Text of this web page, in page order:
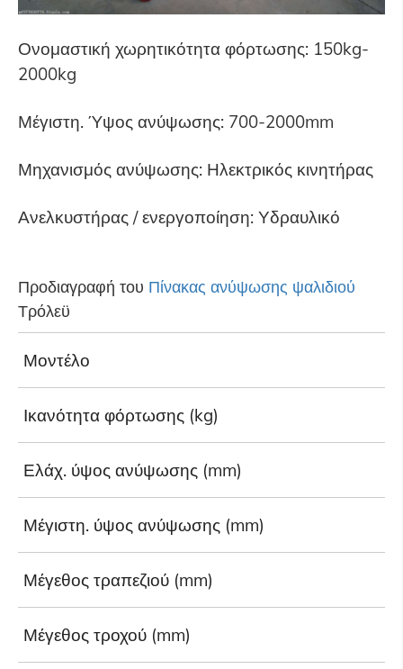
Ονομαστική χωρητικότητα φόρτωσης: 150kg-
2000kg
Μέγιστη. Ύψος ανύψωσης: 700-2000mm
Μηχανισμός ανύψωσης: Ηλεκτρικός κινητήρας
Ανελκυστήρας / ενεργοποίηση: Υδραυλικό
Προδιαγραφή του Πίνακας ανύψωσης ψαλιδιού
Τρόλεϋ
Μοντέλο
Ικανότητα φόρτωσης (kg)
Ελάχ. ύψος ανύψωσης (mm)
Μέγιστη. ύψος ανύψωσης (mm)
Μέγεθος τραπεζιού (mm)
Μέγεθος τροχού (mm)